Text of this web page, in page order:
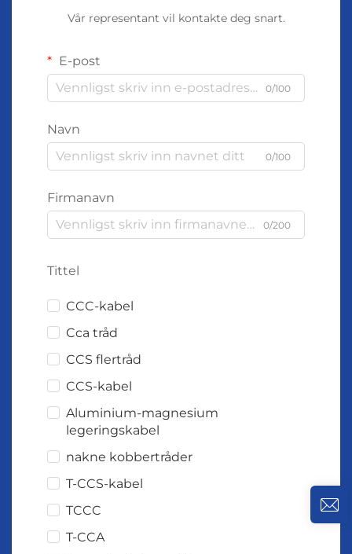
Vår representant vil kontakte deg snart.
E-post
0/100
Navn
0/100
Firmanavn
0/200
Tittel
CCC-kabel
Cca tråd
CCS flertråd
CCS-kabel
Aluminium-magnesium
legeringskabel
nakne kobbertråder
T-CCS-kabel
TCCC
T-CCA